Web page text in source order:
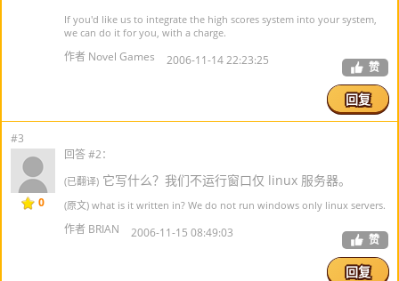
If you'd like us to integrate the high scores system into your system,
we can do it for you, with a charge.
作者 Novel Games 2006-11-14 22:23:25 赞
回复
#3
0
回答 #2：
(已翻译) 它写什么？我们不运行窗口仅 linux 服务器。
(原文) what is it written in? We do not run windows only linux servers.
作者 BRIAN 2006-11-15 08:49:03 赞
回复